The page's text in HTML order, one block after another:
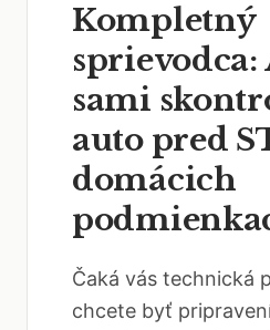
Kompletný
sprievodca:
sami
auto pred
domácich
Čaká vás technická
chcete byť